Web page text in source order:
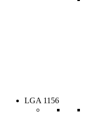
LGA 1156